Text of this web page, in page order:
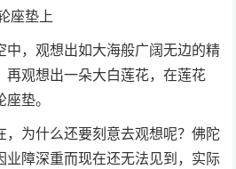
座垫上
中，观想出如大海般广阔无边的精
再观想出一朵大白莲花，在莲花
垫。
，为什么还要刻意去观想呢？佛陀
业障深重而现在还无法见到，实际